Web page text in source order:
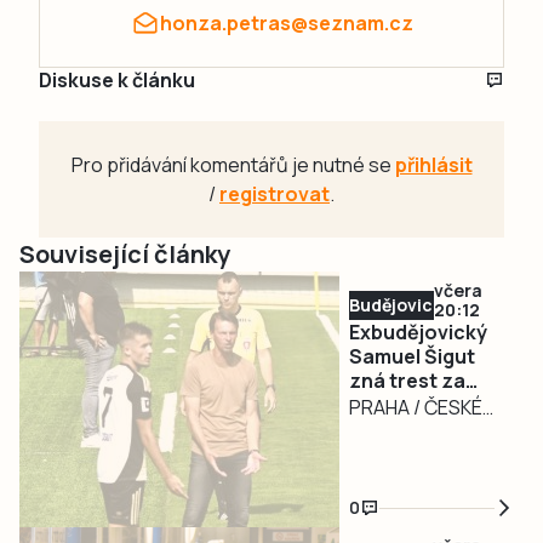
honza.petras@seznam.cz
Diskuse k článku
Pro přidávání komentářů je nutné se přihlásit
/registrovat.
Související články
Budějovicko
včera
20:12
Exbudějovický
Samuel Šigut
zná trest za
úplatkářskou
PRAHA / ČESKÉ
kariéře, dneska už
měl být hráčem
0